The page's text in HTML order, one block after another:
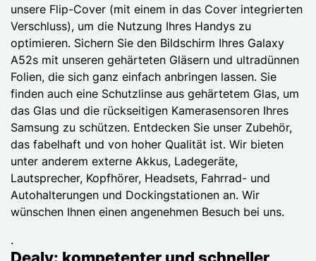
unsere Flip-Cover (mit einem in das Cover integrierten
Verschluss), um die Nutzung Ihres Handys zu
optimieren. Sichern Sie den Bildschirm Ihres Galaxy
A52s mit unseren gehärteten Gläsern und ultradünnen
Folien, die sich ganz einfach anbringen lassen. Sie
finden auch eine Schutzlinse aus gehärtetem Glas, um
das Glas und die rückseitigen Kamerasensoren Ihres
Samsung zu schützen. Entdecken Sie unser Zubehör,
das fabelhaft und von hoher Qualität ist. Wir bieten
unter anderem externe Akkus, Ladegeräte,
Lautsprecher, Kopfhörer, Headsets, Fahrrad- und
Autohalterungen und Dockingstationen an. Wir
wünschen Ihnen einen angenehmen Besuch bei uns.
.
Dealy: kompetenter und schneller